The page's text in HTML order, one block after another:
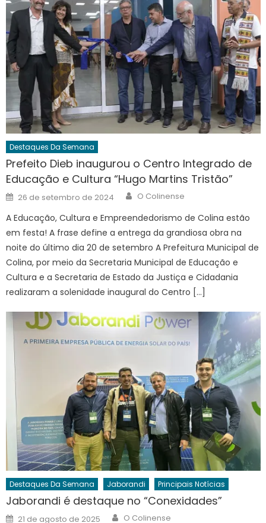
Destaques Da Semana
Prefeito Dieb inaugurou o Centro Integrado de
Educação e Cultura “Hugo Martins Tristão”
Posted
on
26 de setembro de 2024 Author
O Colinense
A Educação, Cultura e Empreendedorismo de Colina estão
em festa! A frase define a entrega da grandiosa obra na
noite do último dia 20 de setembro A Prefeitura Municipal de
Colina, por meio da Secretaria Municipal de Educação e
Cultura e a Secretaria de Estado da Justiça e Cidadania
realizaram a solenidade inaugural do Centro […]
Destaques Da Semana Jaborandi Principais Notícias
Jaborandi é destaque no “Conexidades”
Posted
21 de agosto de 2025 Author
O Colinense